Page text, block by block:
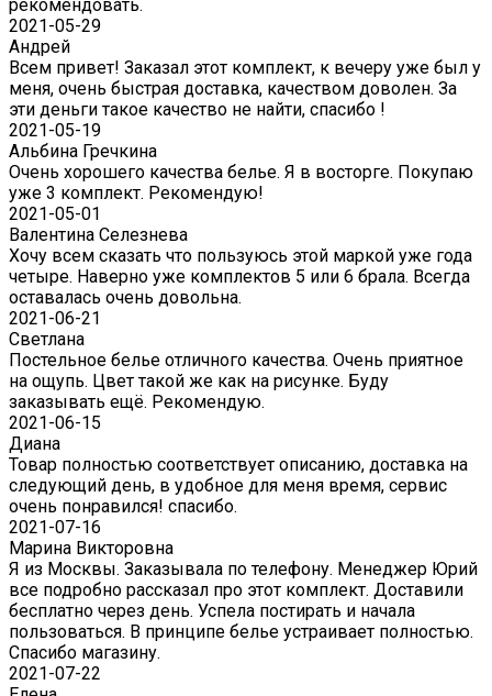
рекомендовать.
2021-05-29
Андрей
Всем привет! Заказал этот комплект, к вечеру уже был у
меня, очень быстрая доставка, качеством доволен. За
эти деньги такое качество не найти, спасибо !
2021-05-19
Альбина Гречкина
Очень хорошего качества белье. Я в восторге. Покупаю
уже 3 комплект. Рекомендую!
2021-05-01
Валентина Селезнева
Хочу всем сказать что пользуюсь этой маркой уже года
четыре. Наверно уже комплектов 5 или 6 брала. Всегда
оставалась очень довольна.
2021-06-21
Светлана
Постельное белье отличного качества. Очень приятное
на ощупь. Цвет такой же как на рисунке. Буду
заказывать ещё. Рекомендую.
2021-06-15
Диана
Товар полностью соответствует описанию, доставка на
следующий день, в удобное для меня время, сервис
очень понравился! спасибо.
2021-07-16
Марина Викторовна
Я из Москвы. Заказывала по телефону. Менеджер Юрий
все подробно рассказал про этот комплект. Доставили
бесплатно через день. Успела постирать и начала
пользоваться. В принципе белье устраивает полностью.
Спасибо магазину.
2021-07-22